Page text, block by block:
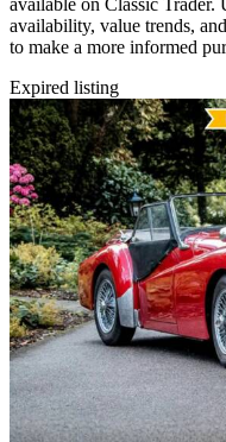
available on Classic
availability, value trends,
to make a more informed
Expired listing